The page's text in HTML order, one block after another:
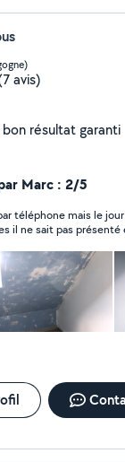
avis)
résultat garanti
Marc : 2/5
téléphone mais le
il ne sait pas présenté